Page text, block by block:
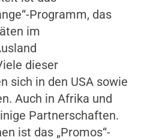
Programm, das
im
dieser
sich in den USA sowie
Auch in Afrika und
Partnerschaften.
ist das „Promos“-